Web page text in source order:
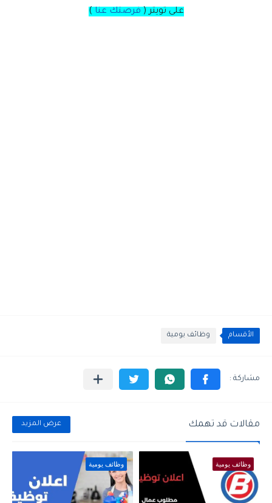
على تويتر( فرصتك عنا )
الأقسام وظائف يومية
مقالات قد تهمك عرض المزيد
وظائف يومية وظائف يومية